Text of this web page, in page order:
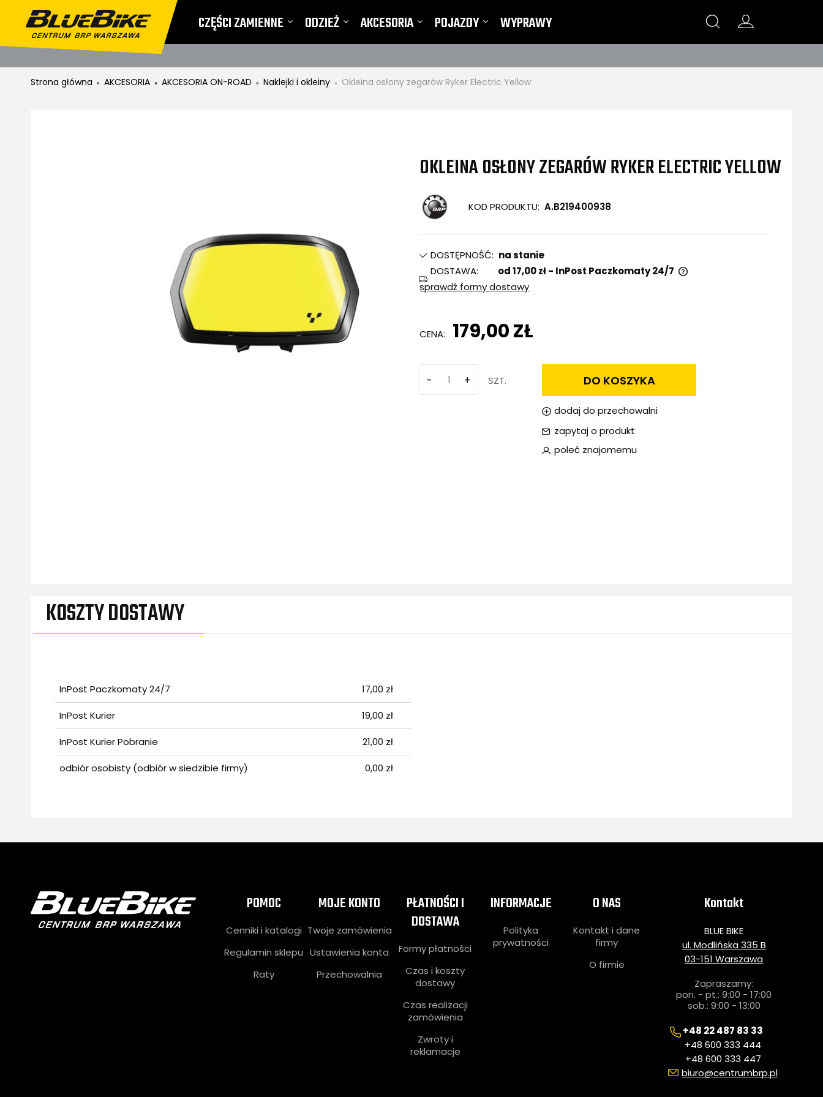
CZĘŚCI ZAMIENNE ODZIEŻ AKCESORIA POJAZDY
WYPRAWY
Strona główna » AKCESORIA » AKCESORIA ON-ROAD » Naklejki i okleiny » Okleina osłony zegarów Ryker Electric Yellow
OKLEINA OSŁONY ZEGARÓW RYKER ELECTRIC YELLOW
KOD PRODUKTU: A.B219400938
DOSTĘPNOŚĆ: na stanie
DOSTAWA:
od 17,00 zł - InPost Paczkomaty 24/7
sprawdź formy dostawy
CENA: 179,00 ZŁ
- + SZT. DO KOSZYKA
dodaj do przechowalni
zapytaj o produkt
poleć znajomemu
KOSZTY DOSTAWY
InPost Paczkomaty 24/7 17,00 zł
InPost Kurier 19,00 zł
InPost Kurier Pobranie 21,00 zł
odbiór osobisty (odbiór w siedzibie firmy) 0,00 zł
POMOC
Cenniki i katalogi
Regulamin sklepu
Raty
MOJE KONTO
Twoje zamówienia
Ustawienia konta
Przechowalnia
PŁATNOŚCI I
DOSTAWA
Formy płatności
Czas i koszty
dostawy
Czas realizacji
zamówienia
Zwroty i
reklamacje
INFORMACJE
Polityka
prywatności
O NAS
Kontakt i dane
firmy
O firmie
Kontakt
BLUE BIKE
ul. Modlińska 335 B
03-151 Warszawa
Zapraszamy:
pon. - pt.: 9:00 - 17:00
sob.: 9:00 - 13:00
+48 22 487 83 33
+48 600 333 444
+48 600 333 447
biuro@centrumbrp.pl